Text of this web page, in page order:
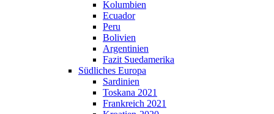
Kolumbien
Ecuador
Peru
Bolivien
Argentinien
Fazit Suedamerika
Südliches Europa
Sardinien
Toskana 2021
Frankreich 2021